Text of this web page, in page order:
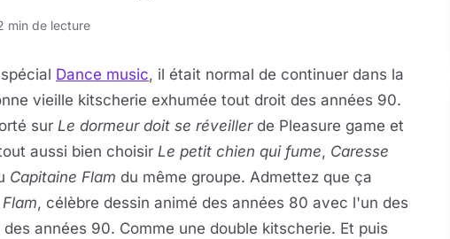
min de lecture
Dance music, il était normal de continuer dans la
vieille kitscherie exhumée tout droit des années 90.
sur Le dormeur doit se réveillerde Pleasure game et
aussi bien choisir Le petit chien qui fume, Caresse
Capitaine Flam du même groupe. Admettez que ça
, célèbre dessin animé des années 80 avec l'un des
années 90. Comme une double kitscherie. Et puis